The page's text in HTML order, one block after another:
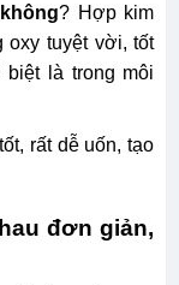
? Hợp kim
oxy tuyệt vời, tốt
biệt là trong môi
rất dễ uốn, tạo
đơn giản,